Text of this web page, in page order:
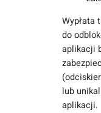
Wypłata
do
aplikacji
lub
aplikacji.